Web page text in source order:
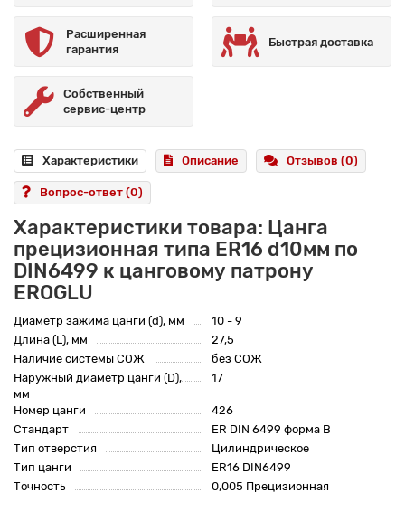
Расширенная
гарантия
Быстрая доставка
Собственный
сервис-центр
Характеристики Описание Отзывов (0)
Вопрос-ответ (0)
Характеристики товара: Цанга
прецизионная типа ER16 d10мм по
DIN6499 к цанговому патрону
EROGLU
Диаметр зажима цанги (d), мм
10 - 9
Длина (L), мм
27,5
Наличие системы СОЖ
без СОЖ
Наружный диаметр цанги (D),
мм
17
Номер цанги
426
Стандарт
ER DIN 6499 форма B
Тип отверстия
Цилиндрическое
Тип цанги
ER16 DIN6499
Точность
0,005 Прецизионная